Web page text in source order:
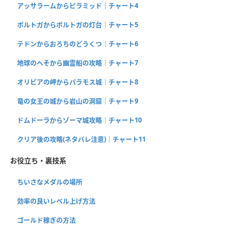
アッサラームからピラミッド｜チャート4
ポルトガからポルトガの灯台｜チャート5
テドンからおろちのどうくつ｜チャート6
地球のへそから幽霊船の攻略｜チャート7
オリビアの岬からバラモス城｜チャート8
竜の女王の城から岩山の洞窟｜チャート9
ドムドーラからゾーマ城攻略｜チャート10
クリア後の攻略(ネタバレ注意)｜チャート11
お役立ち・裏技系
ちいさなメダルの場所
効率の良いレベル上げ方法
ゴールド稼ぎの方法